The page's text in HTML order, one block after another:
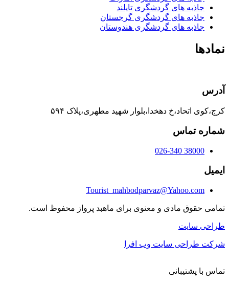
جاذبه های گردشگری تایلند
جاذبه های گردشگری گرجستان
جاذبه های گردشگری هندوستان
نمادها
آدرس
کرج،کوی اتحاد،خ دهخدا،بلوار شهید مطهری،پلاک ۵۹۴
شماره تماس
38000 026-340
ایمیل
Tourist_mahbodparvaz@Yahoo.com
تمامی حقوق مادی و معنوی برای ماهبد پرواز محفوظ است.
طراحی سایت
شرکت طراحی سایت وب افرا
تماس با پشتیبانی